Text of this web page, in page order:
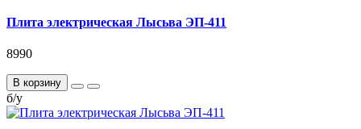
Плита электрическая Лысьва ЭП-411
8990
В корзину
б/у